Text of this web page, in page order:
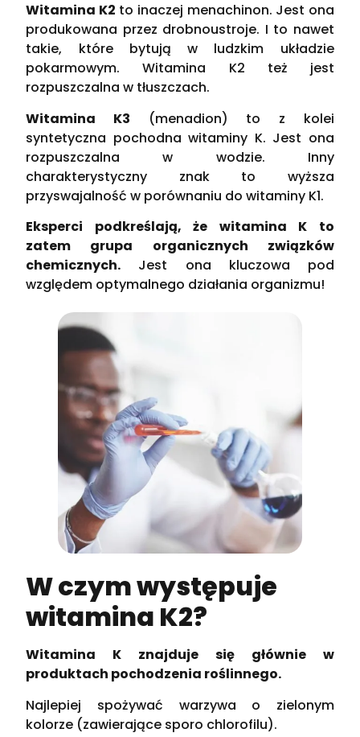
Witamina K2 to inaczej menachinon. Jest ona
produkowana przez drobnoustroje. I to nawet
takie, które bytują w ludzkim układzie
pokarmowym. Witamina K2 też jest
rozpuszczalna w tłuszczach.
Witamina K3 (menadion) to z kolei
syntetyczna pochodna witaminy K. Jest ona
rozpuszczalna w wodzie. Inny
charakterystyczny znak to wyższa
przyswajalność w porównaniu do witaminy K1.
Eksperci podkreślają, że witamina K to
zatem grupa organicznych związków
chemicznych. Jest ona kluczowa pod
względem optymalnego działania organizmu!
W czym występuje
witamina K2?
Witamina K znajduje się głównie w
produktach pochodzenia roślinnego.
Najlepiej spożywać warzywa o zielonym
kolorze (zawierające sporo chlorofilu).